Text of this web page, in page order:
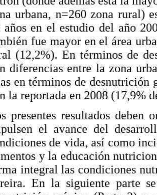
urbana, n=260 zona rural)
años en el estudio del año
fue mayor en el área
(12,2%). En términos de
diferencias entre la zona
en términos de desnutrición
la reportada en 2008 (17,9%
presentes resultados deben
el avance del
de vida, así como
y la educación
integral las condiciones
En la siguiente parte